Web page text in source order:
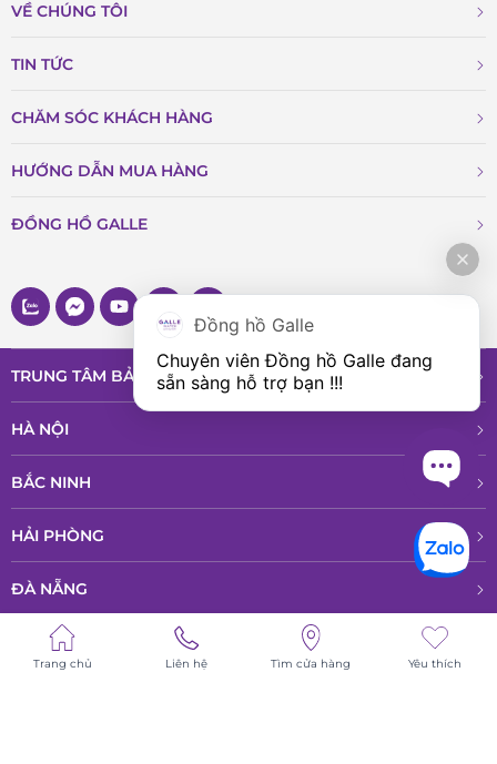
VỀ CHÚNG TÔI
TIN TỨC
CHĂM SÓC KHÁCH HÀNG
HƯỚNG DẪN MUA HÀNG
ĐỒNG HỒ GALLE
TRUNG TÂM BẢO HÀNH VÀ DỊCH VỤ
HÀ NỘI
BẮC NINH
HẢI PHÒNG
ĐÀ NẴNG
ĐỒNG NAI
Trang chủ Liên hệ Tìm cửa hàng Yêu thích
Đồng hồ Galle
Chuyên viên Đồng hồ Galle đang
sẵn sàng hỗ trợ bạn !!!